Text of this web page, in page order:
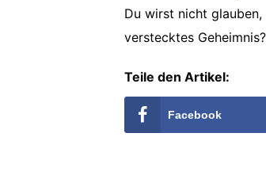
Du wirst nicht
verstecktes Geheimnis?
Teile den Artikel:
Facebook